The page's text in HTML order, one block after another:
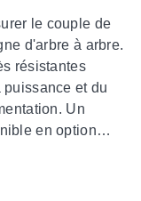
le couple de
d'arbre à arbre.
résistantes
et du
Un
en option